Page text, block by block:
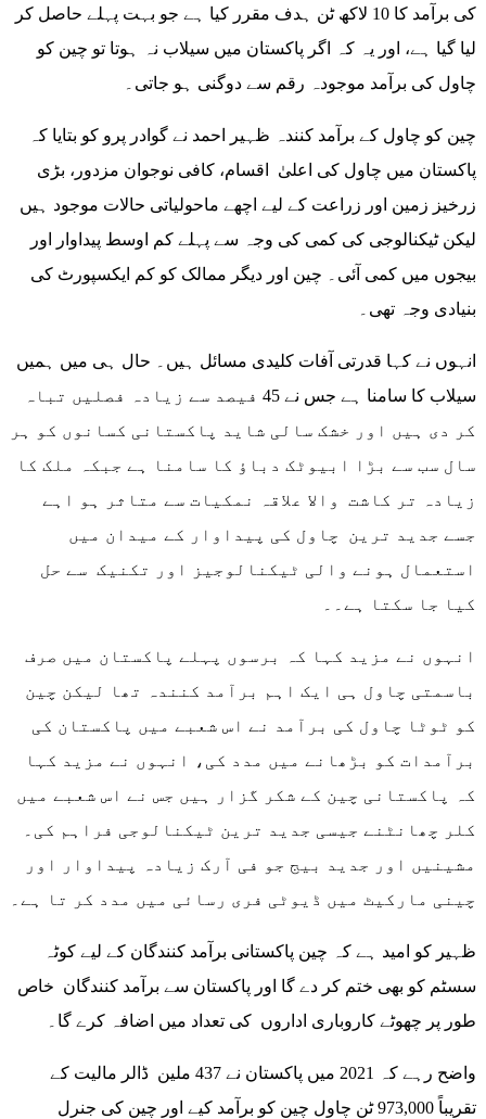
کی برآمد کا 10 لاکھ ٹن ہدف مقرر کیا ہے جو بہت پہلے حاصل کر
لیا گیا ہے، اور یہ کہ اگر پاکستان میں سیلاب نہ ہوتا تو چین کو
چاول کی برآمد موجودہ رقم سے دوگنی ہو جاتی۔
چین کو چاول کے برآمد کنندہ ظہیر احمد نے گوادر پرو کو بتایا کہ
پاکستان میں چاول کی اعلیٰ اقسام، کافی نوجوان مزدور، بڑی
زرخیز زمین اور زراعت کے لیے اچھے ماحولیاتی حالات موجود ہیں
لیکن ٹیکنالوجی کی کمی کی وجہ سے پہلے کم اوسط پیداوار اور
بیجوں میں کمی آئی۔ چین اور دیگر ممالک کو کم ایکسپورٹ کی
بنیادی وجہ تھی۔
سیلاب کا سامنا ہے جس نے 45 فیصد سے زیادہ فصلیں تباہ
کر دی ہیں اور خشک سالی شاید پاکستانی کسانوں کو ہر
سال سب سے بڑا ابیوٹک دباؤ کا سامنا ہے جبکہ ملک کا
زیادہ تر کاشت والا علاقہ نمکیات سے متاثر ہو اہے
جسے جدید ترین چاول کی پیداوار کے میدان میں
استعمال ہونے والی ٹیکنالوجیز اور تکنیک سے حل
کیا جا سکتا ہے۔۔
انہوں نے مزید کہا کہ برسوں پہلے پاکستان میں صرف
باسمتی چاول ہی ایک اہم برآمد کنندہ تھا لیکن چین
کو ٹوٹا چاول کی برآمد نے اس شعبے میں پاکستان کی
برآمدات کو بڑھانے میں مدد کی، انہوں نے مزید کہا
کہ پاکستانی چین کے شکر گزار ہیں جس نے اس شعبے میں
کلر چھانٹنے جیسی جدید ترین ٹیکنالوجی فراہم کی۔
مشینیں اور جدید بیج جو فی آرک زیادہ پیداوار اور
چینی مارکیٹ میں ڈیوٹی فری رسائی میں مدد کر تا ہے۔
ظہیر کو امید ہے کہ چین پاکستانی برآمد کنندگان کے لیے کوٹہ
سسٹم کو بھی ختم کر دے گا اور پاکستان سے برآمد کنندگان خاص
طور پر چھوٹے کاروباری اداروں کی تعداد میں اضافہ کرے گا۔
واضح رہے کہ 2021 میں پاکستان نے 437 ملین ڈالر مالیت کے
تقریباً 973,000 ٹن چاول چین کو برآمد کیے اور چین کی جنرل